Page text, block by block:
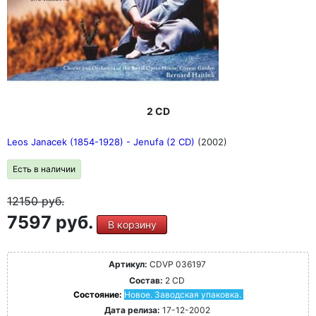
2 CD
Leos Janacek (1854-1928) - Jenufa (2 CD) (2002)
Есть в наличии
12150руб.
7597 руб. В корзину
Артикул: CDVP 036197
Состав: 2 CD
Состояние: Новое. Заводская упаковка.
Дата релиза: 17-12-2002